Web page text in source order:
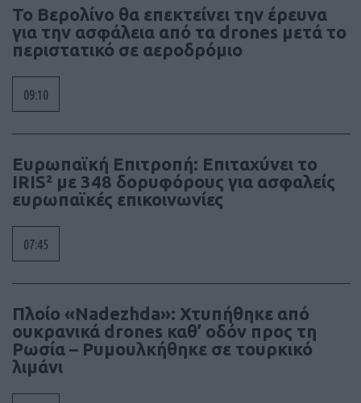
Το Βερολίνο θα επεκτείνει την έρευνα
για την ασφάλεια από τα drones μετά το
περιστατικό σε αεροδρόμιο
09:10
Ευρωπαϊκή Επιτροπή: Επιταχύνει το
IRIS² με 348 δορυφόρους για ασφαλείς
ευρωπαϊκές επικοινωνίες
07:45
Πλοίο «Nadezhda»: Χτυπήθηκε από
ουκρανικά drones καθ’ οδόν προς τη
Ρωσία – Ρυμουλκήθηκε σε τουρκικό
λιμάνι